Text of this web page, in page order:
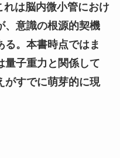
は脳内微小管におけ
、意識の根源的契機
る。本書時点ではま
量子重力と関係して
がすでに萌芽的に現